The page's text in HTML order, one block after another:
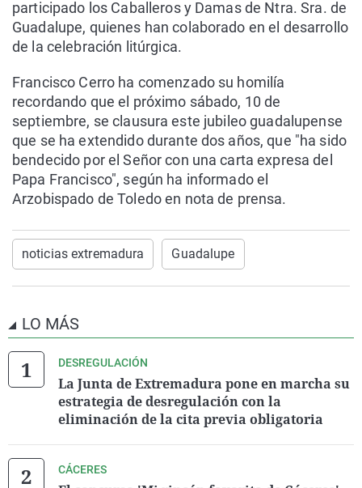
participado los Caballeros y Damas de Ntra. Sra. de
Guadalupe, quienes han colaborado en el desarrollo
de la celebración litúrgica.
Francisco Cerro ha comenzado su homilía
recordando que el próximo sábado, 10 de
septiembre, se clausura este jubileo guadalupense
que se ha extendido durante dos años, que "ha sido
bendecido por el Señor con una carta expresa del
Papa Francisco", según ha informado el
Arzobispado de Toledo en nota de prensa.
noticias extremadura Guadalupe
LO MÁS
DESREGULACIÓN
La Junta de Extremadura pone en marcha su
estrategia de desregulación con la
eliminación de la cita previa obligatoria
CÁCERES